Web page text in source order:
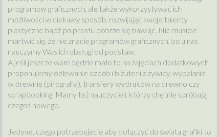
programów graficznych, ale także wykorzystywać ich
możliwości w ciekawy sposób, rozwijając swoje talenty
plastyczne bądź po prostu dobrze się bawiąc. Nie musicie
martwić się, że nie znacie programów graficznych, bo u nas
nauczymy Was ich obsługi od podstaw.
A jeśli jeszcze wam będzie mało to na zajęciach dodatkowych
proponujemy odlewanie ozdób i biżuterii z żywicy, wypalanie
w drewnie (pirografia), transfery wydruków na drewno czy
scrapbooking. Mamy też nauczycieli, którzy chętnie spróbują
czegoś nowego.
Jedyne, czego potrzebujecie aby dołączyć do świata grafiki to